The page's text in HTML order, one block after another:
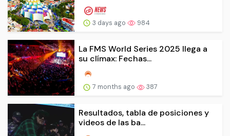
3 days ago 984
La FMS World Series 2025 llega a
su clímax: Fechas...
7 months ago 387
Resultados, tabla de posiciones y
videos de las ba...